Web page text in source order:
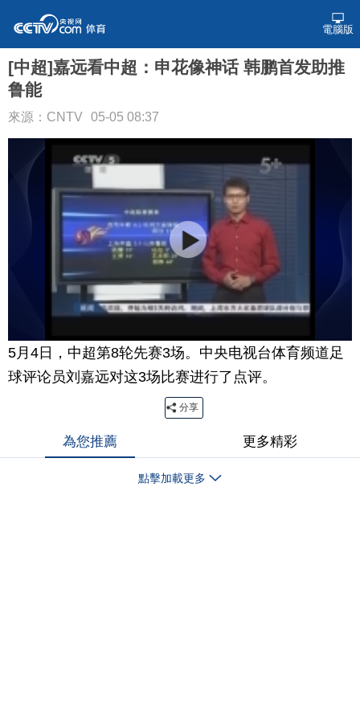
電腦版
[中超]嘉远看中超：申花像神话 韩鹏首发助推
鲁能
來源：CNTV 05-05 08:37
5月4日，中超第8轮先赛3场。中央电视台体育频道足
球评论员刘嘉远对这3场比赛进行了点评。
分享
為您推薦 更多精彩
點擊加載更多